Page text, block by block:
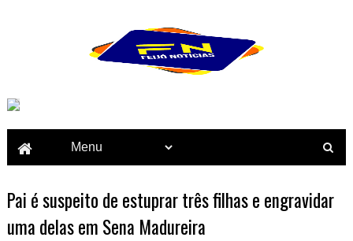
Pai é suspeito de estuprar três filhas e engravidar
uma delas em Sena Madureira